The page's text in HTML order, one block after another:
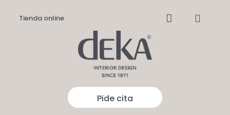
Tienda online  
Pide cita